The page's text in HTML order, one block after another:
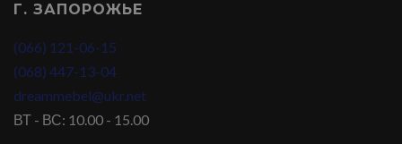
Г. ЗАПОРОЖЬЕ
(066) 121-06-15
(068) 447-13-04
dreammebel@ukr.net
ВТ - ВС: 10.00 - 15.00